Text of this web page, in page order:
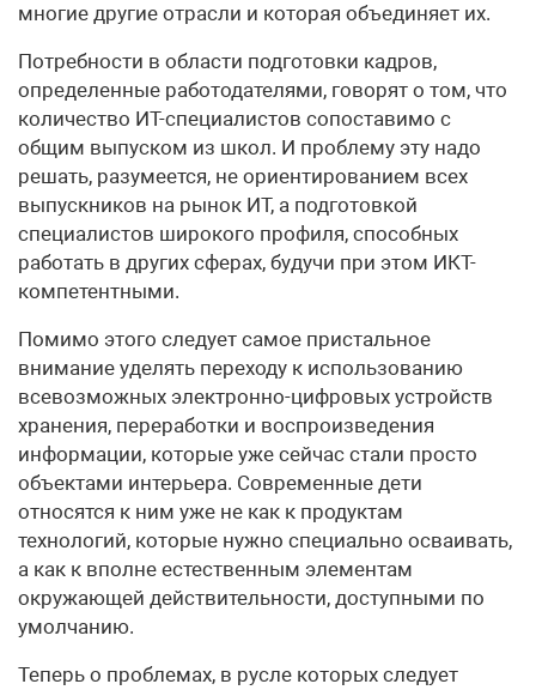
многие другие отрасли и которая объединяет их.
Потребности в области подготовки кадров,
определенные работодателями, говорят о том, что
количество ИТ-специалистов сопоставимо с
общим выпуском из школ. И проблему эту надо
решать, разумеется, не ориентированием всех
выпускников на рынок ИТ, а подготовкой
специалистов широкого профиля, способных
работать в других сферах, будучи при этом ИКТ-
компетентными.
Помимо этого следует самое пристальное
внимание уделять переходу к использованию
всевозможных электронно-цифровых устройств
хранения, переработки и воспроизведения
информации, которые уже сейчас стали просто
объектами интерьера. Современные дети
относятся к ним уже не как к продуктам
технологий, которые нужно специально осваивать,
а как к вполне естественным элементам
окружающей действительности, доступными по
умолчанию.
Теперь о проблемах, в русле которых следует